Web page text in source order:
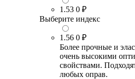
1.53 0 ₽
Выберите индекс
1.56 0 ₽
Более прочные и
очень высокими
свойствами.
любых оправ.